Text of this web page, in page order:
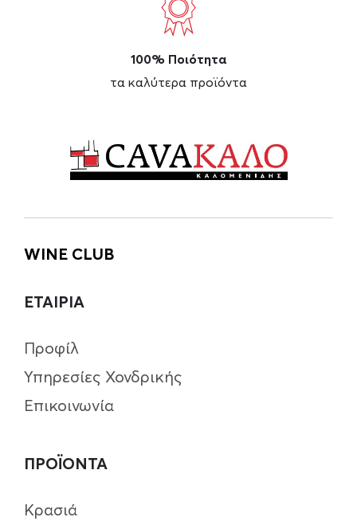
100% Ποιότητα
τα καλύτερα προϊόντα
WINE CLUB
ΕΤΑΙΡΙΑ
Προφίλ
Υπηρεσίες Χονδρικής
Επικοινωνία
ΠΡΟΪΟΝΤΑ
Κρασιά